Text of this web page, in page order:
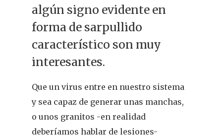
algún signo evidente en
forma de sarpullido
característico son muy
interesantes.
Que un virus entre en nuestro sistema
y sea capaz de generar unas manchas,
o unos granitos -en realidad
deberíamos hablar de lesiones-